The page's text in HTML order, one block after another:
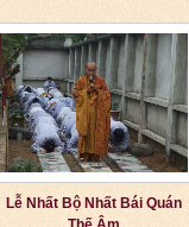
Lễ Nhất Bộ Nhất Bái Quán